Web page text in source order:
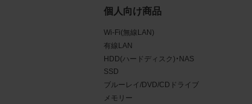
個人向け商品
Wi-Fi(無線LAN)
有線LAN
HDD(ハードディスク)・NAS
SSD
ブルーレイ/DVD/CDドライブ
メモリー